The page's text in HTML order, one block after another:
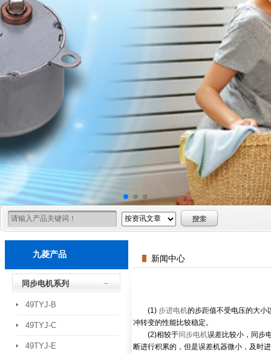
九菱产品
同步电机系列
49TYJ-B
49TYJ-C
49TYJ-E
新闻中心
(1) 步进电机的步距值不受电压的大小
冲转变的性能比较稳定。
(2)相较于同步电机误差比较小，同步
断进行积累的，但是误差机器微小，及时